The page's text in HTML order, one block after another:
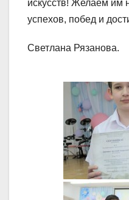
искусств! Желаем им
успехов, побед и
Светлана Рязанова.